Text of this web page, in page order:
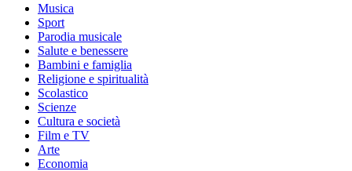
Musica
Sport
Parodia musicale
Salute e benessere
Bambini e famiglia
Religione e spiritualità
Scolastico
Scienze
Cultura e società
Film e TV
Arte
Economia